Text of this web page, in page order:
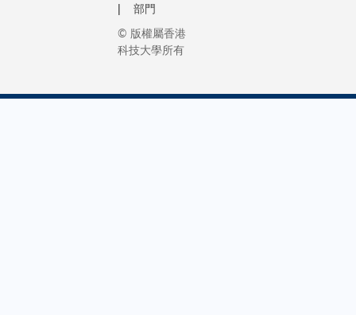
部門
© 版權屬香港
科技大學所有